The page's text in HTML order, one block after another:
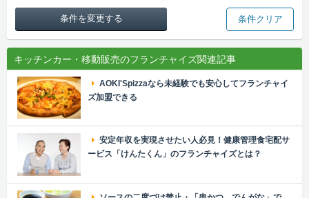
条件を変更する 条件クリア
キッチンカー・移動販売のフランチャイズ関連記事
AOKI'Spizzaなら未経験でも安心してフランチャイ
ズ加盟できる
安定年収を実現させたい人必見！健康管理食宅配サ
ービス「けんたくん」のフランチャイズとは？